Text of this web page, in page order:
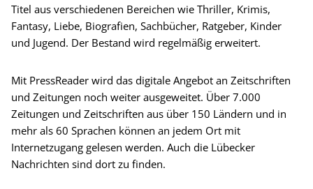
Titel aus verschiedenen Bereichen wie Thriller, Krimis,
Fantasy, Liebe, Biografien, Sachbücher, Ratgeber, Kinder
und Jugend. Der Bestand wird regelmäßig erweitert.
Mit PressReader wird das digitale Angebot an Zeitschriften
und Zeitungen noch weiter ausgeweitet. Über 7.000
Zeitungen und Zeitschriften aus über 150 Ländern und in
mehr als 60 Sprachen können an jedem Ort mit
Internetzugang gelesen werden. Auch die Lübecker
Nachrichten sind dort zu finden.